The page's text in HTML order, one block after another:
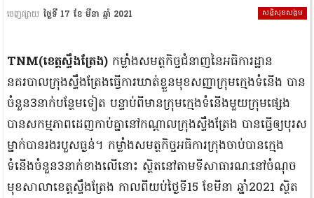
សន្តិសុខសង្គម
ចេញផ្សាយ ថ្ងៃទី 17 ខែ មីនា ឆ្នាំ 2021
TNM(ខេត្តស្ទឹងត្រែង) កម្លាំងសមត្ថកិច្ចជំនាញនៃអធិការដ្ឋាន
នគរបាលក្រុងស្ទឹងត្រែងធ្វើការឃាត់ខ្លួនមុខសញ្ញាក្រុមក្មេងទំនើង បាន
ចំនួន3នាក់បន្ថែមទៀត បន្ទាប់ពីមានក្រុមក្មេងទំនើងមួយក្រុមផ្សេង
បានសកម្មភាពដេញកាប់គ្នានៅកណ្ដាលក្រុងស្ទឹងត្រែង បានធ្វើឲ្យបុរស
ម្នាក់បានរងរបួសធ្ងន់។ កម្លាំងសមត្ថកិច្ចអធិការក្រុងចាប់បានក្មេង
ទំនើងចំនួន3នាក់ខាងលើនោះ ស្ថិតនៅតាមទីសាធារណ:នៅចំណុច
មុខសាលាខេត្តស្ទឹងត្រែង កាលពីយប់ថ្ងៃទី15 ខែមីនា ឆ្នាំ2021 ស្ថិត